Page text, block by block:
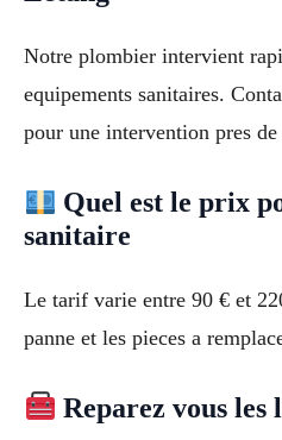
Notre plombier intervient
equipements sanitaires.
pour une intervention pres de
Quel est le prix
sanitaire
Le tarif varie entre 90 € et
panne et les pieces a
Reparez vous les